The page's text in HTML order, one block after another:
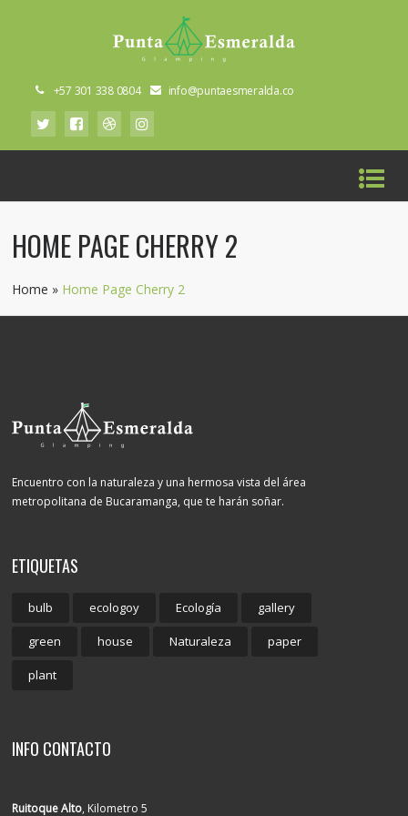
+57 301 338 0804 info@puntaesmeralda.co
HOME PAGE CHERRY 2
Home » Home Page Cherry 2
Encuentro con la naturaleza y una hermosa vista del área
metropolitana de Bucaramanga, que te harán soñar.
ETIQUETAS
bulb ecologoy Ecología gallery
green house Naturaleza paper
plant
INFO CONTACTO
Ruitoque Alto, Kilometro 5